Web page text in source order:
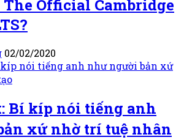
The Official Cambridge
02/02/2020
Bí kíp nói tiếng anh
xứ nhờ trí tuệ nhân